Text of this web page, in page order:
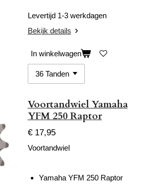
Levertijd 1-3 werkdagen
Bekijk details
In winkelwagen
Voortandwiel Yamaha
YFM 250 Raptor
€ 17,95
Voortandwiel
Yamaha YFM 250 Raptor